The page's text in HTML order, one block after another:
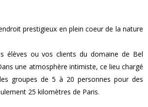
prestigieux en plein coeur de la nature
élèves ou vos clients du domaine de Bel
une atmosphère intimiste, ce lieu chargé
groupes de 5 à 20 personnes pour des
25 kilomètres de Paris.